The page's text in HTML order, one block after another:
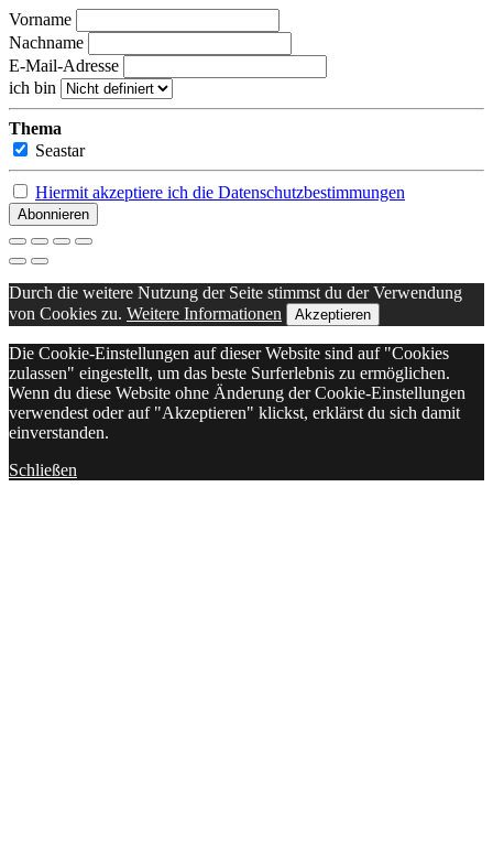
Vorname
Nachname
E-Mail-Adresse
ich bin
Thema
Seastar
Hiermit akzeptiere ich die Datenschutzbestimmungen
Durch die weitere Nutzung der Seite stimmst du der Verwendung
von Cookies zu. Weitere Informationen Akzeptieren
Die Cookie-Einstellungen auf dieser Website sind auf "Cookies
zulassen" eingestellt, um das beste Surferlebnis zu ermöglichen.
Wenn du diese Website ohne Änderung der Cookie-Einstellungen
verwendest oder auf "Akzeptieren" klickst, erklärst du sich damit
einverstanden.
Schließen